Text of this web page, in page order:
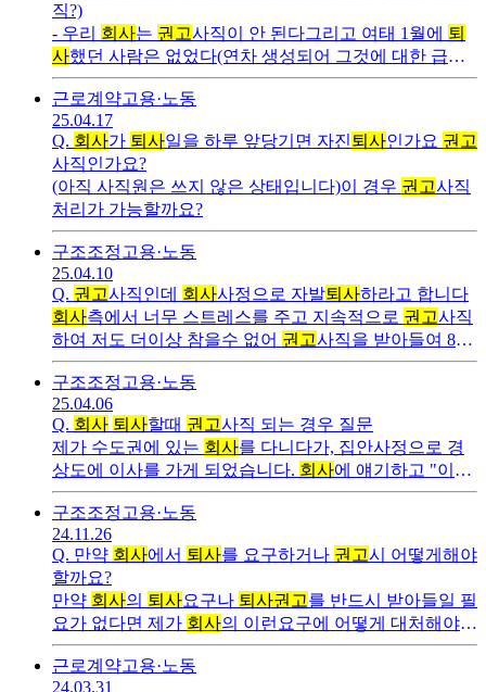
직?)
- 우리 회사는 권고사직이 안 된다그리고 여태 1월에 퇴
사했던 사람은 없었다(연차 생성되어 그것에 대한 급여
가 포함되어 있기 때문)라면서 12월에퇴사하거나
근로계약고용·노동
25.04.17
Q. 회사가 퇴사일을 하루 앞당기면 자진퇴사인가요 권고
사직인가요?
(아직 사직원은 쓰지 않은 상태입니다)이 경우 권고사직
처리가 가능할까요?
구조조정 고용·노동
25.04.10
Q. 권고사직인데 회사사정으로 자발퇴사하라고 합니다
회사측에서 너무 스트레스를 주고 지속적으로 권고사직
하여 저도 더이상 참을수 없어 권고사직을 받아들여 8월
에퇴사하기로 했습니다 근데권고사직이 아니라 자발퇴
사고 그래서
구조조정 고용·노동
25.04.06
Q. 회사 퇴사할때 권고사직 되는 경우 질문
제가 수도권에 있는 회사를 다니다가, 집안사정으로 경
상도에 이사를 가게 되었습니다. 회사에 얘기하고 "이제
이사를 가야해서, 더 이상 다닐수 없다" 얘기를
구조조정 고용·노동
24.11.26
Q. 만약 회사에서 퇴사를 요구하거나 권고시 어떻게해야
할까요?
만약 회사의 퇴사요구나 퇴사권고를 반드시 받아들일 필
요가 없다면 제가 회사의 이런요구에 어떻게 대처해야
하나요? 못나가겠다고 무조건 버티면 되나요?
근로계약고용·노동
24.03.31